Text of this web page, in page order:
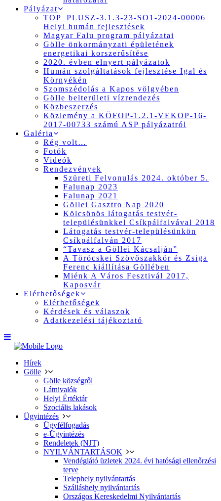
Pályázat
TOP_PLUSZ-3.1.3-23-SO1-2024-00006
Helyi humán fejlesztések
Magyar Falu program pályázatai
Gölle önkormányzati épületének
energetikai korszerűsítése
2020. évben elnyert pályázatok
Humán szolgáltatások fejlesztése Igal és
Környékén
Szomszédolás a Kapos völgyében
Gölle belterületi vízrendezés
Közbeszerzés
Közlemény a KÖFOP-1.2.1-VEKOP-16-
2017-00733 számú ASP pályázatról
Galéria
Rég volt…
Fotók
Videók
Rendezvények
Szüreti Felvonulás 2024. október 5.
Falunap 2023
Falunap 2021
Göllei Gasztro Nap 2020
Kölcsönös látogatás testvér-
településünkkel Csíkpálfalvával 2018
Látogatás testvér-településünkön
Csíkpálfalván 2017
“Tavasz a Göllei Kácsalján”
A Töröcskei Szövőszakkör és Zsiga
Ferenc kiállítása Göllében
Miénk A Város Fesztivál 2017,
Kaposvár
Elérhetőségek
Elérhetőségek
Kérdések és válaszok
Adatkezelési tájékoztató
Hírek
Gölle
Gölle községről
Látnivalók
Helyi Értéktár
Szociális lakások
Ügyintézés
Ügyfélfogadás
e-Ügyintézés
Rendeletek (NJT)
NYILVÁNTARTÁSOK
Vendéglátó üzletek 2024. évi hatósági ellenőrzési
terve
Telephely nyilvántartás
Szálláshely nyilvántartás
Országos Kereskedelmi Nyilvántartás